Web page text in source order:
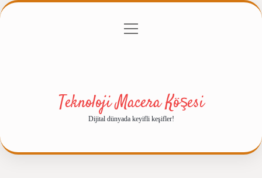
Gizlilik Politikası
menüyü
Teknoloji Macera Köşesi
Dijital dünyada keyifli keşifler!